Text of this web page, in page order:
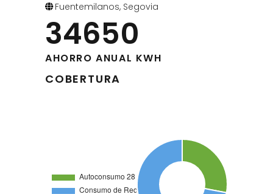
Fuentemilanos, Segovia
34650
AHORRO ANUAL KWH
COBERTURA